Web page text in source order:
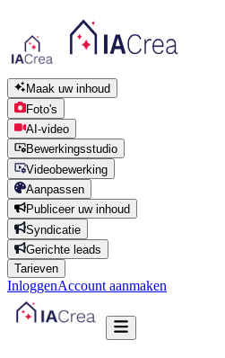
Maak uw inhoud
Foto's
AI-video
Bewerkingsstudio
Videobewerking
Aanpassen
Publiceer uw inhoud
Syndicatie
Gerichte leads
Tarieven
InloggenAccount aanmaken